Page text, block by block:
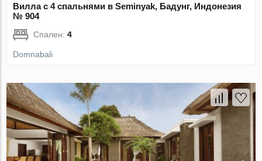
Вилла с 4 спальнями в Seminyak, Бадунг, Индонезия
№ 904
Спален:4
Domnabali